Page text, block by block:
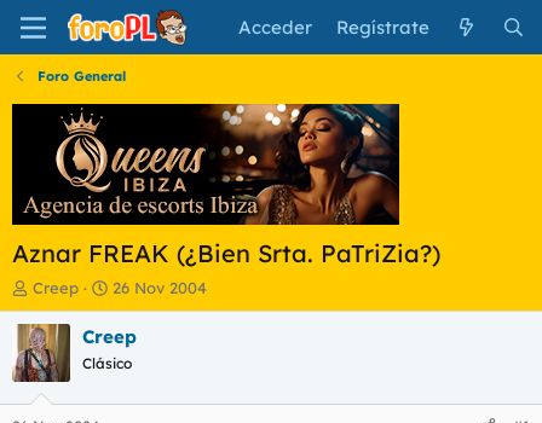
Acceder Regístrate
Foro General
Aznar FREAK (¿Bien Srta. PaTriZia?)
I
n
i
c
i
a
d
Creep
F
e
c
a
26 Nov 2004
Creep
Clásico